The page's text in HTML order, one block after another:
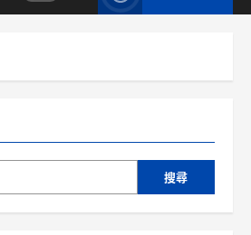
搜尋